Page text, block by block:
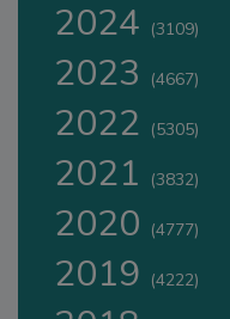
2024 (3109)
2023 (4667)
2022 (5305)
2021 (3832)
2020 (4777)
2019 (4222)